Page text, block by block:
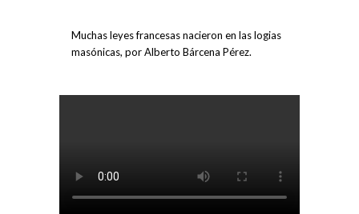
Muchas leyes francesas nacieron en las logias
masónicas, por Alberto Bárcena Pérez.